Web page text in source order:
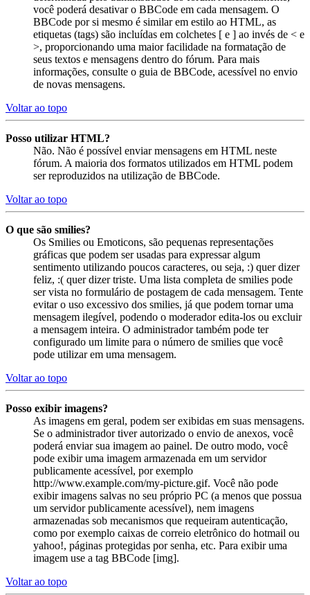
você poderá desativar o BBCode em cada mensagem. O
BBCode por si mesmo é similar em estilo ao HTML, as
etiquetas (tags) são incluídas em colchetes [ e ] ao invés de < e
>, proporcionando uma maior facilidade na formatação de
seus textos e mensagens dentro do fórum. Para mais
informações, consulte o guia de BBCode, acessível no envio
de novas mensagens.
Voltar ao topo
Posso utilizar HTML?
Não. Não é possível enviar mensagens em HTML neste
fórum. A maioria dos formatos utilizados em HTML podem
ser reproduzidos na utilização de BBCode.
Voltar ao topo
O que são smilies?
Os Smilies ou Emoticons, são pequenas representações
gráficas que podem ser usadas para expressar algum
sentimento utilizando poucos caracteres, ou seja, :) quer dizer
feliz, :( quer dizer triste. Uma lista completa de smilies pode
ser vista no formulário de postagem de cada mensagem. Tente
evitar o uso excessivo dos smilies, já que podem tornar uma
mensagem ilegível, podendo o moderador edita-los ou excluir
a mensagem inteira. O administrador também pode ter
configurado um limite para o número de smilies que você
pode utilizar em uma mensagem.
Voltar ao topo
Posso exibir imagens?
As imagens em geral, podem ser exibidas em suas mensagens.
Se o administrador tiver autorizado o envio de anexos, você
poderá enviar sua imagem ao painel. De outro modo, você
pode exibir uma imagem armazenada em um servidor
publicamente acessível, por exemplo
http://www.example.com/my-picture.gif. Você não pode
exibir imagens salvas no seu próprio PC (a menos que possua
um servidor publicamente acessível), nem imagens
armazenadas sob mecanismos que requeiram autenticação,
como por exemplo caixas de correio eletrônico do hotmail ou
yahoo!, páginas protegidas por senha, etc. Para exibir uma
imagem use a tag BBCode [img].
Voltar ao topo